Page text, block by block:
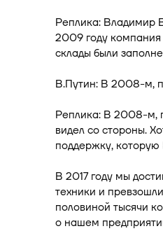
Реплика: Владимир
2009 году
склады были
В.Путин: В 2008-м,
Реплика: В 2008-м,
видел со стороны.
поддержку, которую
В 2017 году мы
техники и
половиной тысячи
о нашем